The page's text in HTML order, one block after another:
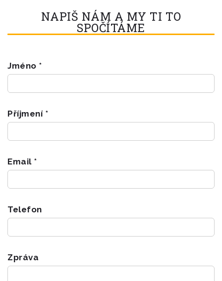
NAPIŠ NÁM A MY TI TO
SPOČÍTÁME
Jméno *
Příjmení *
Email *
Telefon
Zpráva